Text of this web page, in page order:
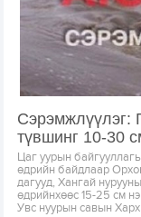
Сэрэмжлүүлэг:
түвшинг 10-30
Цаг уурын
өдрийн байдлаар
дагууд, Хангай
өдрийнхөөс 15-25 см
Увс нуурын савын